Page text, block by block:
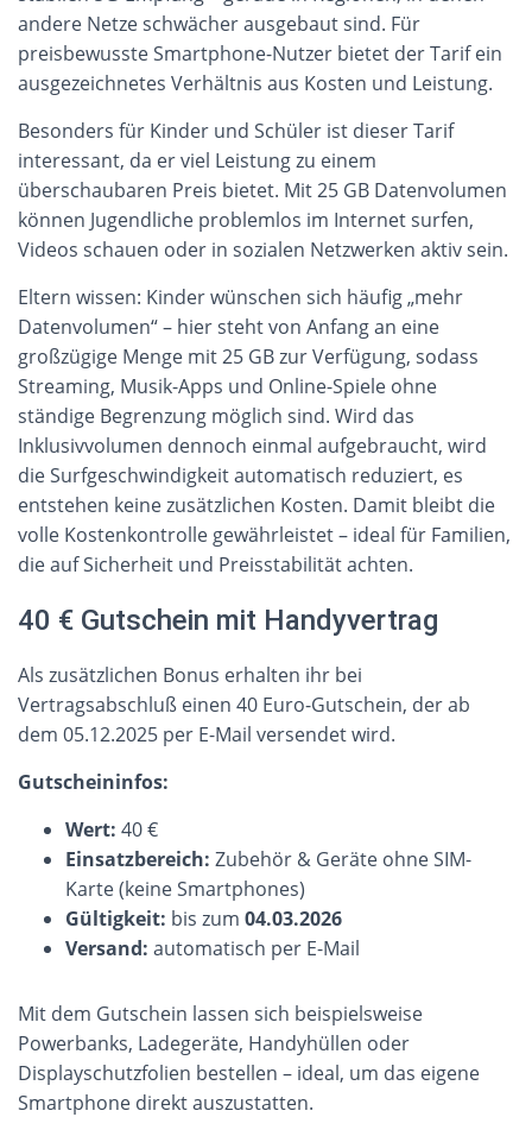
andere Netze schwächer ausgebaut sind. Für
preisbewusste Smartphone-Nutzer bietet der Tarif ein
ausgezeichnetes Verhältnis aus Kosten und Leistung.
Besonders für Kinder und Schüler ist dieser Tarif
interessant, da er viel Leistung zu einem
überschaubaren Preis bietet. Mit 25 GB Datenvolumen
können Jugendliche problemlos im Internet surfen,
Videos schauen oder in sozialen Netzwerken aktiv sein.
Eltern wissen: Kinder wünschen sich häufig „mehr
Datenvolumen“ – hier steht von Anfang an eine
großzügige Menge mit 25 GB zur Verfügung, sodass
Streaming, Musik-Apps und Online-Spiele ohne
ständige Begrenzung möglich sind. Wird das
Inklusivvolumen dennoch einmal aufgebraucht, wird
die Surfgeschwindigkeit automatisch reduziert, es
entstehen keine zusätzlichen Kosten. Damit bleibt die
volle Kostenkontrolle gewährleistet – ideal für Familien,
die auf Sicherheit und Preisstabilität achten.
40 € Gutschein mit Handyvertrag
Als zusätzlichen Bonus erhalten ihr bei
Vertragsabschluß einen 40 Euro-Gutschein, der ab
dem 05.12.2025 per E-Mail versendet wird.
Gutscheininfos:
Wert: 40 €
Einsatzbereich: Zubehör & Geräte ohne SIM-
Karte (keine Smartphones)
Gültigkeit: bis zum 04.03.2026
Versand: automatisch per E-Mail
Mit dem Gutschein lassen sich beispielsweise
Powerbanks, Ladegeräte, Handyhüllen oder
Displayschutzfolien bestellen – ideal, um das eigene
Smartphone direkt auszustatten.